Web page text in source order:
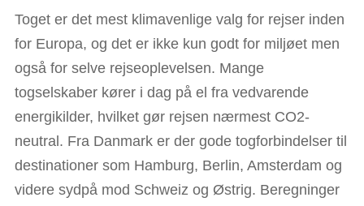
Toget er det mest klimavenlige valg for rejser inden
for Europa, og det er ikke kun godt for miljøet men
også for selve rejseoplevelsen. Mange
togselskaber kører i dag på el fra vedvarende
energikilder, hvilket gør rejsen nærmest CO2-
neutral. Fra Danmark er der gode togforbindelser til
destinationer som Hamburg, Berlin, Amsterdam og
videre sydpå mod Schweiz og Østrig. Beregninger